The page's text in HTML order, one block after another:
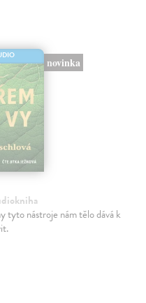
novinka
tyto nástroje nám tělo dává k